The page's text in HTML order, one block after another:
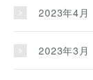
2023年4月
2023年3月